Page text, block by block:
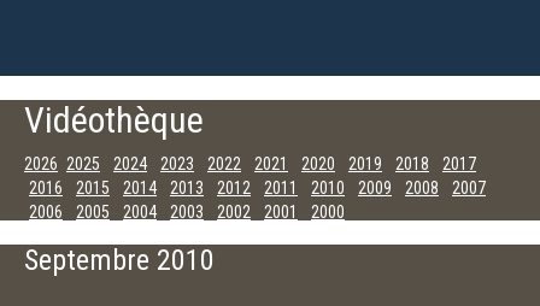
Vidéothèque
2026 2025 2024 2023 2022 2021 2020 2019 2018
2017
2016
2015 2014 2013 2012 2011 2010 2009 2008
2007
2006
2005 2004 2003 2002 2001
2000
Mars
Février Janvier
Septembre 2010